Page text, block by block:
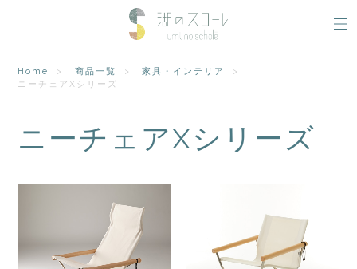
Home 商品一覧
家具・インテリア
ニーチェアXシリーズ
ニーチェアXシリーズ